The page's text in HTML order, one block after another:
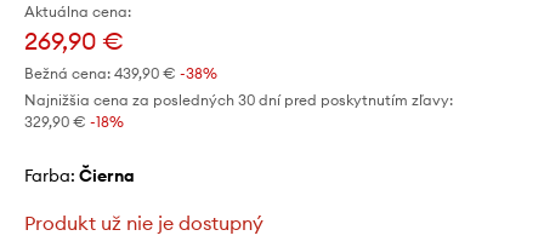
Aktuálna cena:
269,90 €
Bežná cena: 439,90 € -38%
Najnižšia cena za posledných 30 dní pred poskytnutím zľavy:
329,90 € -18%
Farba: čierna
Produkt už nie je dostupný